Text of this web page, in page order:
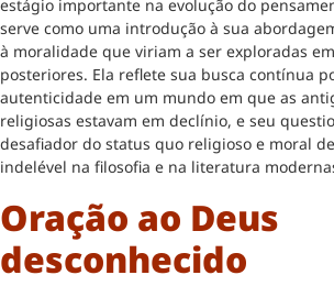
estágio importante na evolução do
serve como uma introdução à sua
à moralidade que viriam a ser exploradas
posteriores. Ela reflete sua busca contínua
autenticidade em um mundo em que as
religiosas estavam em declínio, e seu
desafiador do status quo religioso e moral
indelével na filosofia e na literatura
Oração ao Deus
desconhecido